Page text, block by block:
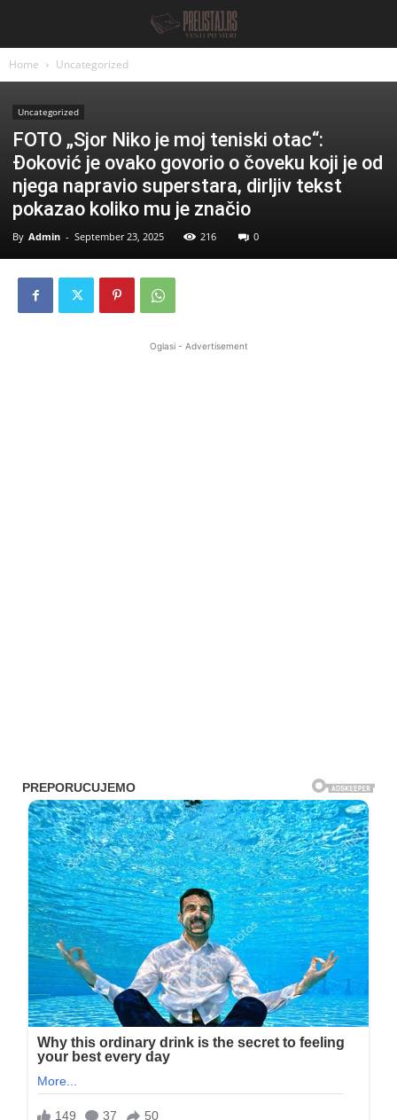
Home Uncategorized
Uncategorized
FOTO „Sjor Niko je moj teniski otac“:
Đoković je ovako govorio o čoveku koji je od
njega napravio superstara, dirljiv tekst
pokazao koliko mu je značio
By Admin - September 23, 2025 216 0
Oglasi - Advertisement